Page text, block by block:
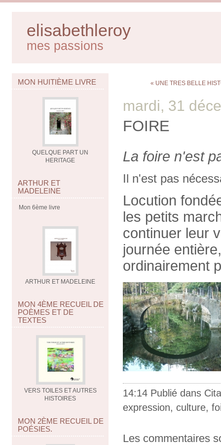
elisabethleroy
mes passions
MON HUITIÈME LIVRE
QUELQUE PART UN
HERITAGE
ARTHUR ET
MADELEINE
Mon 6ème livre
ARTHUR ET MADELEINE
MON 4ÈME RECUEIL DE
POÈMES ET DE
TEXTES
VERS TOILES ET AUTRES
HISTOIRES
MON 2ÈME RECUEIL DE
POÉSIES.
« UNE TRES BELLE
mardi, 31
FOIRE
La foire n'est
Il n'est pas
Locution
les petits
continuer leur
journée
ordinairement
14:14 Publié dans
expression, culture,
Les commentaires